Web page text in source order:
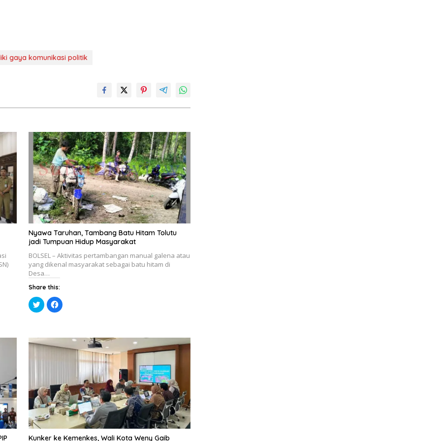
gaya komunikasi politik
Nyawa Taruhan, Tambang Batu Hitam Tolutu
jadi Tumpuan Hidup Masyarakat
BOLSEL – Aktivitas pertambangan manual galena atau
yang dikenal masyarakat sebagai batu hitam di
Desa…
Share this:
K
l
t
u
k
g
i
p
a
d
a
T
w
t
K
l
t
k
e
g
i
k
a
n
d
F
c
Kunker ke Kemenkes, Wali Kota Weny Gaib